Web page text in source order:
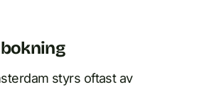
styrs oftast av